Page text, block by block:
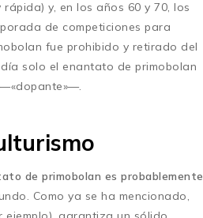
y, en los años 60 y 70, los
de competiciones para
fue prohibido y retirado del
solo el enantato de primobolan
de primobolan es probablemente
Como ya se ha mencionado,